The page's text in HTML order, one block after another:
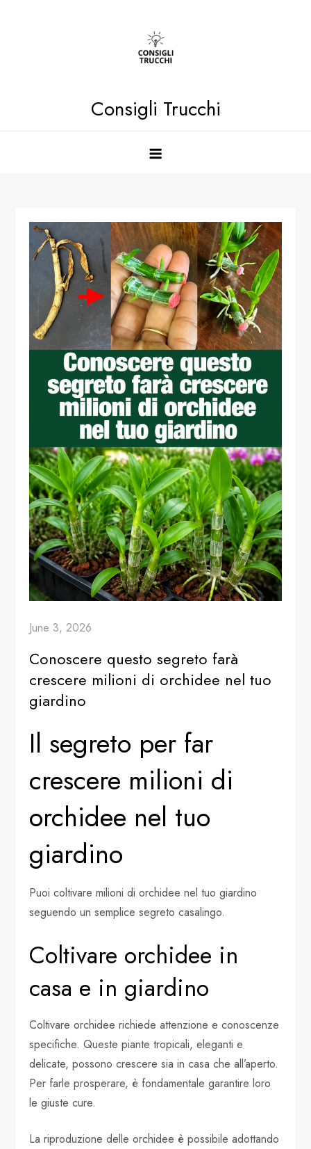
Consigli Trucchi
June 3, 2026
Conoscere questo segreto farà
crescere milioni di orchidee nel tuo
giardino
Il segreto per far
crescere milioni di
orchidee nel tuo
giardino
Puoi coltivare milioni di orchidee nel tuo giardino
seguendo un semplice segreto casalingo.
Coltivare orchidee in
casa e in giardino
Coltivare orchidee richiede attenzione e conoscenze
specifiche. Queste piante tropicali, eleganti e
delicate, possono crescere sia in casa che all’aperto.
Per farle prosperare, è fondamentale garantire loro
le giuste cure.
La riproduzione delle orchidee è possibile adottando